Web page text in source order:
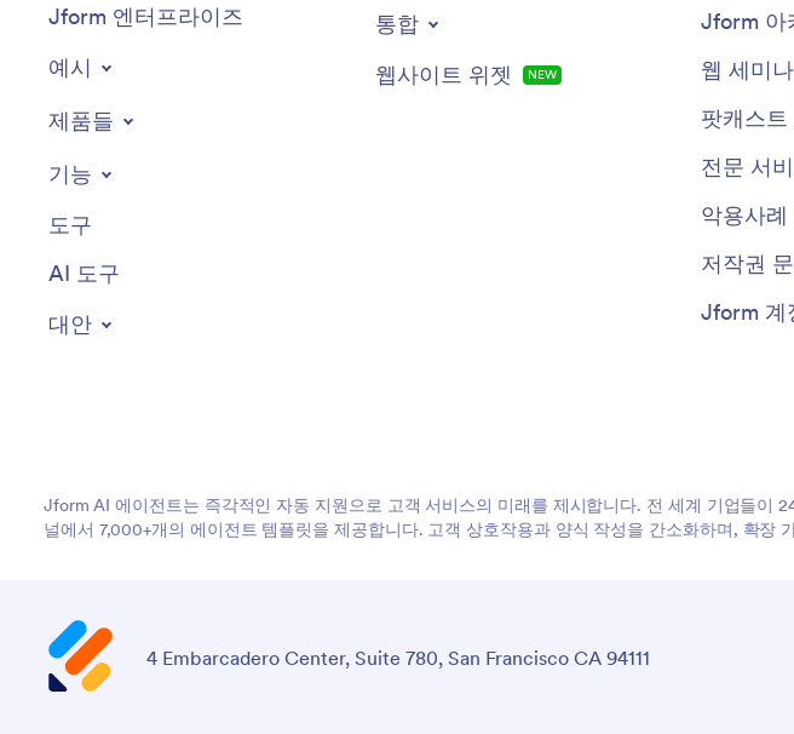
Jform 엔터프라이즈
예시
제품들
기능
도구
AI 도구
대안
통합
웹사이트 위젯
NEW
Jform 아
웹 세미나
팟캐스트
전문 서
악용사례
저작권
Jform 계
Jform AI 에이전트는 즉각적인 자동 지원으로 고객 서비스의 미래를 제시합니다. 전 세계 기업들이
널에서 7,000+개의 에이전트 템플릿을 제공합니다. 고객 상호작용과 양식 작성을 간소화하며, 확장
4 Embarcadero Center, Suite 780, San Francisco CA 94111